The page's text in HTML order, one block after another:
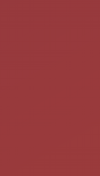
!
FieldWorks
Translation